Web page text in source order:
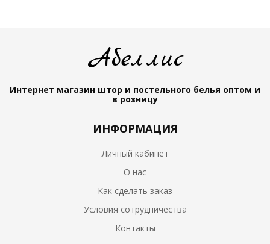
Абеллис
Интернет магазин штор и постельного белья оптом и
в розницу
ИНФОРМАЦИЯ
Личный кабинет
О нас
Как сделать заказ
Условия сотрудничества
Контакты